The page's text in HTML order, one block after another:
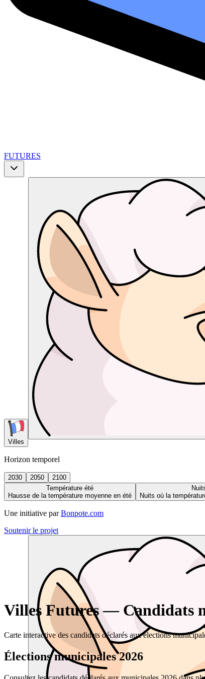
FUTURES
Villes
Horizon temporel
2030 2050
2100
Température été
Hausse de la température moyenne en été
Nuits où la
Une initiative par Bonpote.com
Soutenir le projet
Villes Futures — Candidats
Carte interactive des candidats déclarés aux élections
Élections municipales 2026